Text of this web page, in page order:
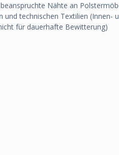
Nähte an
und technischen Textilien (Innen-
für dauerhafte Bewitterung)